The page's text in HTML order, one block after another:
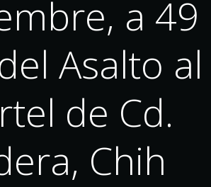
a 49
Asalto al
de Cd.
Chih